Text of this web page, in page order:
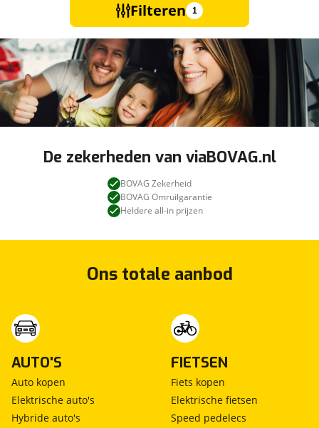
Filteren 1
De zekerheden van viaBOVAG.nl
BOVAG Zekerheid
BOVAG Omruilgarantie
Heldere all-in prijzen
Ons totale aanbod
AUTO'S
Auto kopen
Elektrische auto's
Hybride auto's
FIETSEN
Fiets kopen
Elektrische fietsen
Speed pedelecs